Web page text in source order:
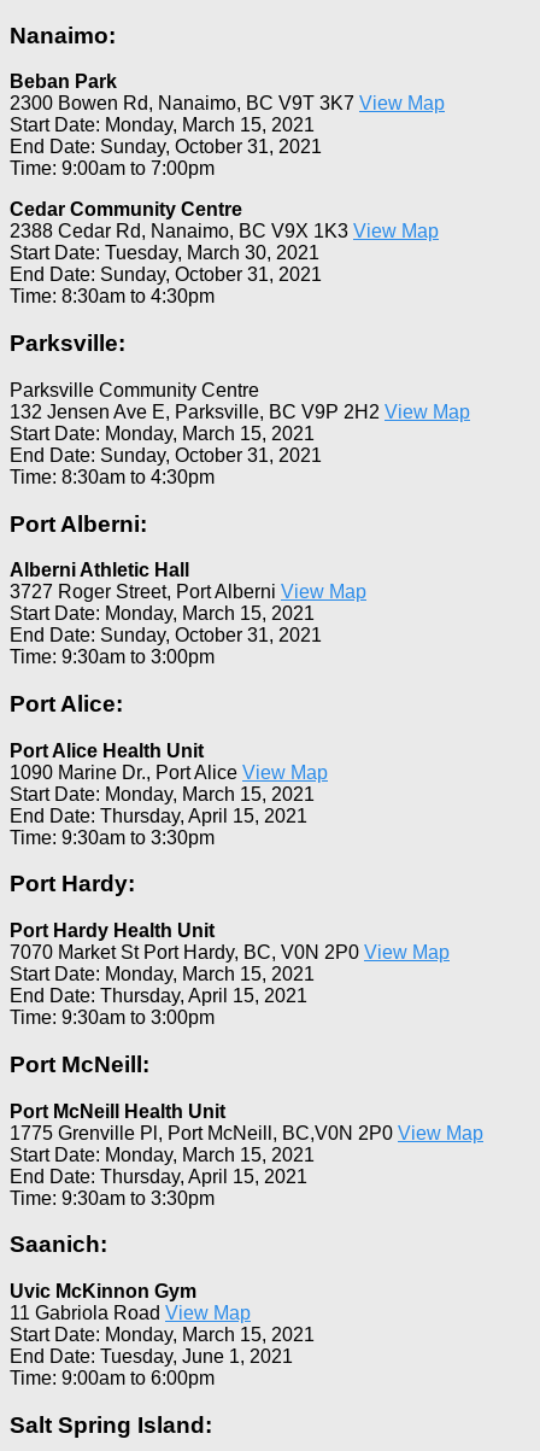
Nanaimo:
Beban Park
2300 Bowen Rd, Nanaimo, BC V9T 3K7 View Map
Start Date: Monday, March 15, 2021
End Date: Sunday, October 31, 2021
Time: 9:00am to 7:00pm
Cedar Community Centre
2388 Cedar Rd, Nanaimo, BC V9X 1K3 View Map
Start Date: Tuesday, March 30, 2021
End Date: Sunday, October 31, 2021
Time: 8:30am to 4:30pm
Parksville:
Parksville Community Centre
132 Jensen Ave E, Parksville, BC V9P 2H2 View Map
Start Date: Monday, March 15, 2021
End Date: Sunday, October 31, 2021
Time: 8:30am to 4:30pm
Port Alberni:
Alberni Athletic Hall
3727 Roger Street, Port Alberni View Map
Start Date: Monday, March 15, 2021
End Date: Sunday, October 31, 2021
Time: 9:30am to 3:00pm
Port Alice:
Port Alice Health Unit
1090 Marine Dr., Port Alice View Map
Start Date: Monday, March 15, 2021
End Date: Thursday, April 15, 2021
Time: 9:30am to 3:30pm
Port Hardy:
Port Hardy Health Unit
7070 Market St Port Hardy, BC, V0N 2P0 View Map
Start Date: Monday, March 15, 2021
End Date: Thursday, April 15, 2021
Time: 9:30am to 3:00pm
Port McNeill:
Port McNeill Health Unit
1775 Grenville Pl, Port McNeill, BC,V0N 2P0 View Map
Start Date: Monday, March 15, 2021
End Date: Thursday, April 15, 2021
Time: 9:30am to 3:30pm
Saanich:
Uvic McKinnon Gym
11 Gabriola Road View Map
Start Date: Monday, March 15, 2021
End Date: Tuesday, June 1, 2021
Time: 9:00am to 6:00pm
Salt Spring Island: